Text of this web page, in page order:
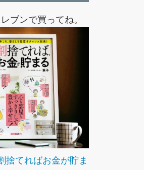
ブンで買ってね。
捨てればお金が貯ま